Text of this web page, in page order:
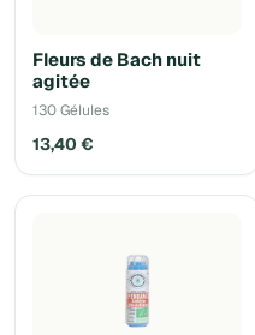
Fleurs de Bach nuit
agitée
130 Gélules
13,40 €